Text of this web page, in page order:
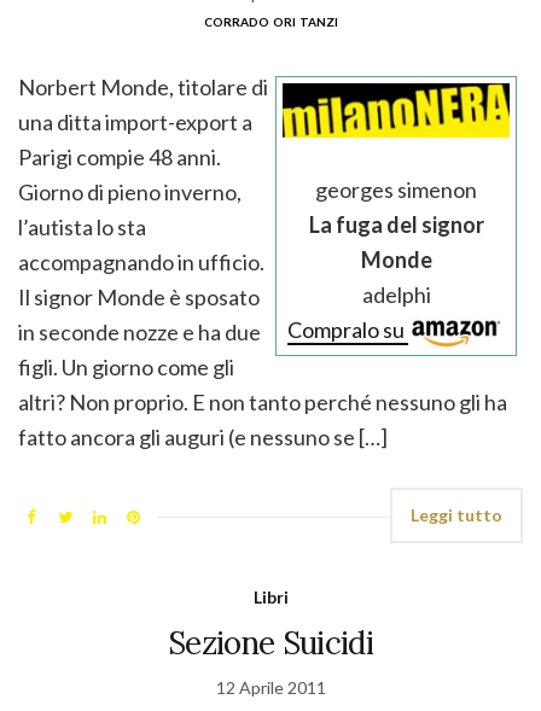
corrado ori tanzi
georges simenon
La fuga del signor
Monde
adelphi
Compralo su
Norbert Monde, titolare di
una ditta import-export a
Parigi compie 48 anni.
Giorno di pieno inverno,
l’autista lo sta
accompagnando in ufficio.
Il signor Monde è sposato
in seconde nozze e ha due
figli. Un giorno come gli
altri? Non proprio. E non tanto perché nessuno gli ha
fatto ancora gli auguri (e nessuno se […]
Leggi tutto
Libri
Sezione Suicidi
12 Aprile 2011